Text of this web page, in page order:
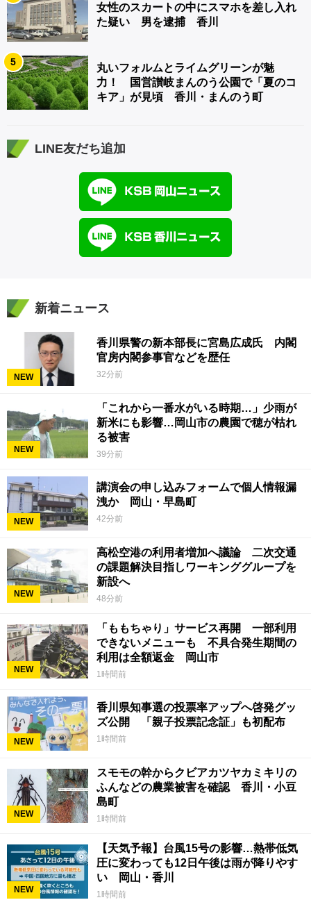
女性のスカートの中にスマホを差し入れ
た疑い 男を逮捕 香川
5
丸いフォルムとライムグリーンが魅
力！ 国営讃岐まんのう公園で「夏のコ
キア」が見頃 香川・まんのう町
LINE友だち追加
新着ニュース
NEW
香川県警の新本部長に宮島広成氏 内閣
官房内閣参事官などを歴任
32分前
NEW
「これから一番水がいる時期…」少雨が
新米にも影響…岡山市の農園で穂が枯れ
る被害
39分前
NEW
講演会の申し込みフォームで個人情報漏
洩か 岡山・早島町
42分前
NEW
高松空港の利用者増加へ議論 二次交通
の課題解決目指しワーキンググループを
新設へ
48分前
NEW
「ももちゃり」サービス再開 一部利用
できないメニューも 不具合発生期間の
利用は全額返金 岡山市
1時間前
NEW
香川県知事選の投票率アップへ啓発グッ
ズ公開 「親子投票記念証」も初配布
1時間前
NEW
スモモの幹からクビアカツヤカミキリの
ふんなどの農業被害を確認 香川・小豆
島町
1時間前
NEW
【天気予報】台風15号の影響…熱帯低気
圧に変わっても12日午後は雨が降りやす
い 岡山・香川
1時間前